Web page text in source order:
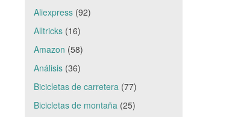
Aliexpress(92)
Alltricks(16)
Amazon (58)
Análisis(36)
Bicicletas de carretera(77)
Bicicletas de montaña(25)